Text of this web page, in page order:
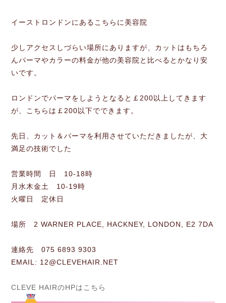
イーストロンドンにあるこちらに美容院
少しアクセスしづらい場所にありますが、カットはもちろ
んパーマやカラーの料金が他の美容院と比べるとかなり安
いです。
ロンドンでパーマをしようとなると￡200以上してきます
が、こちらは￡200以下でできます。
先日、カット＆パーマを利用させていただきましたが、大
満足の技術でした
営業時間 日 10-18時
月水木金土 10-19時
火曜日 定休日
場所 2 WARNER PLACE, HACKNEY, LONDON, E2 7DA
連絡先 075 6893 9303
EMAIL: 12@CLEVEHAIR.NET
CLEVE HAIRのHPはこちら